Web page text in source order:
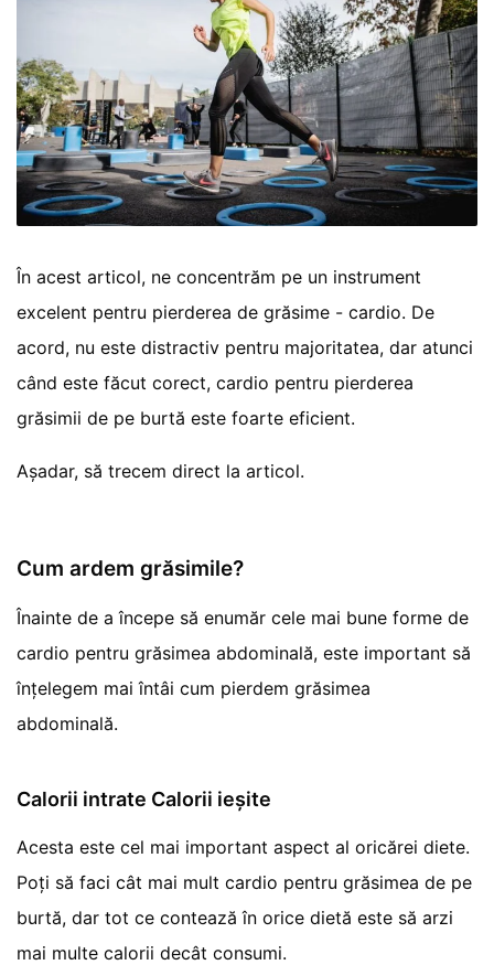
În acest articol, ne concentrăm pe un instrument
excelent pentru pierderea de grăsime - cardio. De
acord, nu este distractiv pentru majoritatea, dar atunci
când este făcut corect, cardio pentru pierderea
grăsimii de pe burtă este foarte eficient.
Așadar, să trecem direct la articol.
Cum ardem grăsimile?
Înainte de a începe să enumăr cele mai bune forme de
cardio pentru grăsimea abdominală, este important să
înțelegem mai întâi cum pierdem grăsimea
abdominală.
Calorii intrate Calorii ieșite
Acesta este cel mai important aspect al oricărei diete.
Poți să faci cât mai mult cardio pentru grăsimea de pe
burtă, dar tot ce contează în orice dietă este să arzi
mai multe calorii decât consumi.